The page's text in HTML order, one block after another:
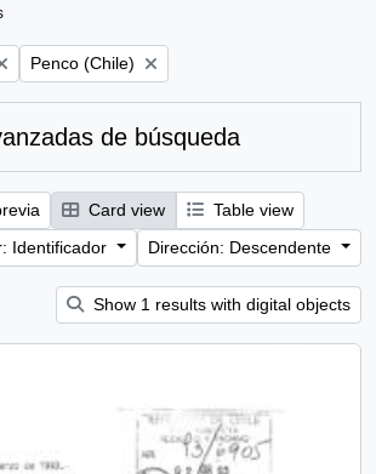
Remove filter:
Penco (Chile)
de búsqueda
Card view
Table view
Identificador
Dirección: Descendente
Show 1 results with digital objects